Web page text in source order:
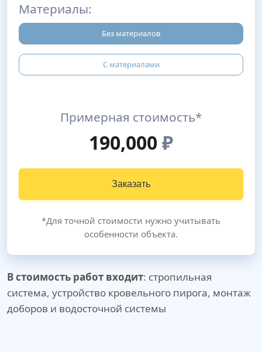
Материалы:
Без материалов
С материалами
Примерная стоимость*
190,000₽
Заказать
*Для точной стоимости нужно учитывать
особенности объекта.
В стоимость работ входит: стропильная
система, устройство кровельного пирога, монтаж
доборов и водосточной системы